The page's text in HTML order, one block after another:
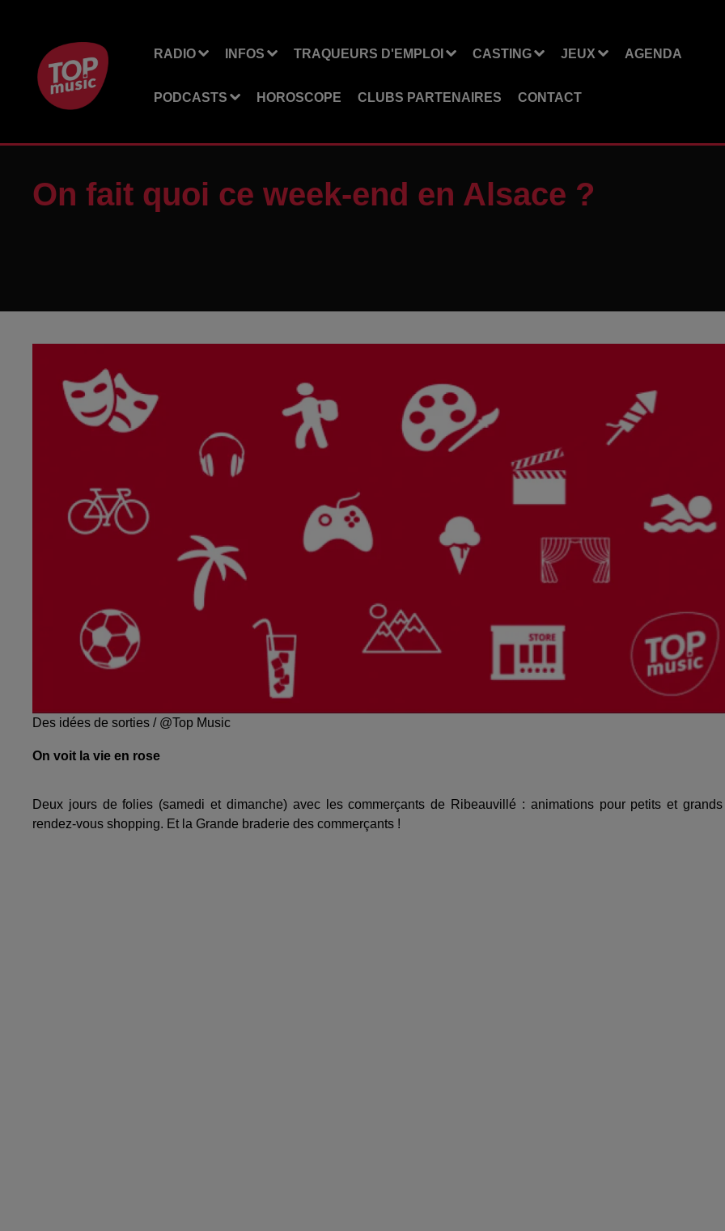
RADIO INFOS TRAQUEURS D'EMPLOI CASTING JEUX AGENDA
PODCASTS HOROSCOPE CLUBS PARTENAIRES CONTACT
On fait quoi ce week-end en Alsace ?
Des idées de sorties / @Top Music
On voit la vie en rose
Deux jours de folies (samedi et dimanche) avec les commerçants de Ribeauvillé : animations pour petits et
rendez-vous shopping. Et la Grande braderie des commerçants !